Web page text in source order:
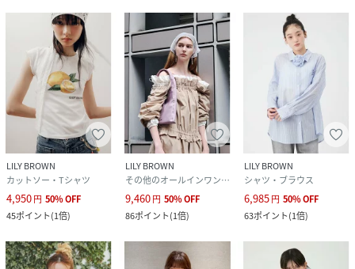
LILY BROWN
カットソー・Tシャツ
4,950円 50%OFF
45ポイント(1倍)
LILY BROWN
その他のオールインワン・オーバーオール
9,460円 50%OFF
86ポイント(1倍)
LILY BROWN
シャツ・ブラウス
6,985円 50%OFF
63ポイント(1倍)